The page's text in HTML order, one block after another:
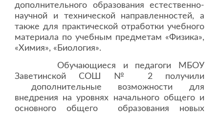
дополнительного образования естественно-
научной и технической направленностей, а
также для практической отработки учебного
материала по учебным предметам «Физика»,
«Химия», «Биология».
Обучающиеся и педагоги МБОУ
Заветинской СОШ № 2 получили
дополнительные возможности для
внедрения на уровнях начального общего и
основного общего образования новых